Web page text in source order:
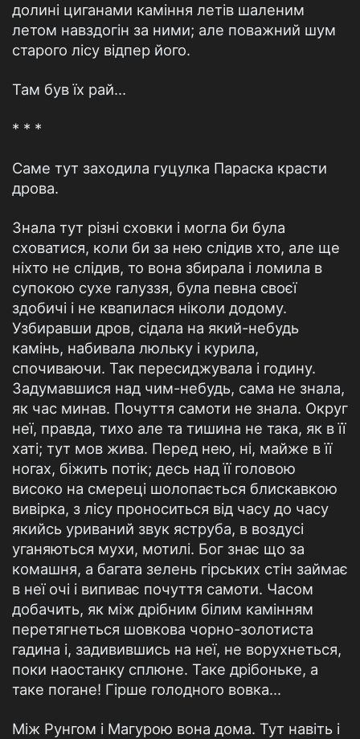
долині циганами каміння летів шаленим
летом навздогін за ними; але поважний шум
старого лісу відпер його.
Там був їх рай...
* * *
Саме тут заходила гуцулка Параска красти
дрова.
Знала тут різні сховки і могла би була
сховатися, коли би за нею слідив хто, але ще
ніхто не слідив, то вона збирала і ломила в
супокою сухе галуззя, була певна своєї
здобичі і не квапилася ніколи додому.
Узбиравши дров, сідала на який-небудь
камінь, набивала люльку і курила,
спочиваючи. Так пересиджувала і годину.
Задумавшися над чим-небудь, сама не знала,
як час минав. Почуття самоти не знала. Округ
неї, правда, тихо але та тишина не така, як в її
хаті; тут мов жива. Перед нею, ні, майже в її
ногах, біжить потік; десь над її головою
високо на смереці шолопається блискавкою
вивірка, з лісу проноситься від часу до часу
якийсь уриваний звук яструба, в воздусі
уганяються мухи, мотилі. Бог знає що за
комашня, а багата зелень гірських стін займає
в неї очі і випиває почуття самоти. Часом
добачить, як між дрібним білим камінням
перетягнеться шовкова чорно-золотиста
гадина і, задивившись на неї, не ворухнеться,
поки наостанку сплюне. Таке дрібоньке, а
таке погане! Гірше голодного вовка...
Між Рунгом і Магурою вона дома. Тут навіть і